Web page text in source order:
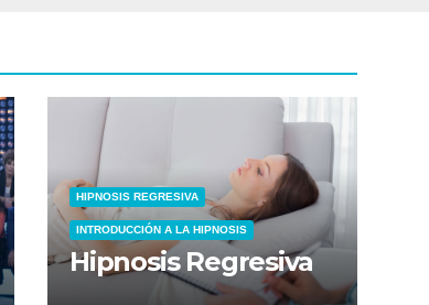
HIPNOSIS REGRESIVA
INTRODUCCIÓN A LA HIPNOSIS
Hipnosis Regresiva